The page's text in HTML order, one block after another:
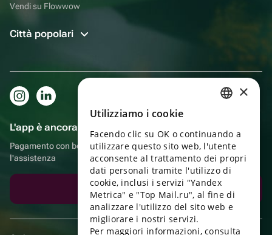
Vendi su Flowwow
Città popolari
L'app è ancora più comoda!
Pagamento con bonus, autoconsegna, comoda chat con
l'assistenza
Scarica l'app
ENGLISH
UKRAINIAN
PORTUGUESE
SPANISH
×
Utilizziamo i cookie
Facendo clic su OK o continuando a
utilizzare questo sito web, l'utente
acconsente al trattamento dei propri
dati personali tramite l'utilizzo di
cookie, inclusi i servizi "Yandex
Metrica" e "Top Mail.ru", al fine di
analizzare l'utilizzo del sito web e
migliorare i nostri servizi.
Per maggiori informazioni, consulta